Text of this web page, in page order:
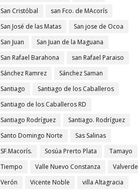
San Cristóbal
san Fco. de MAcorís
San José de las Matas
San jose de Ocoa
San Juan
San Juan de la Maguana
San Rafael Barahona
san Rafael Paraiso
Sánchez Ramrez
Sánchez Saman
Santiago
Santiago de los Caballeros
Santiago de los Caballeros RD
Santiago Rodríguez
Santiago. Rodríguez
Santo Domingo Norte
Sas Salinas
SF.Macorís.
Sosúa Prerto Plata
Tamayo
Tiempo
Valle Nuevo Constanza
Valverde
Verón
Vicente Noble villa Altagracia